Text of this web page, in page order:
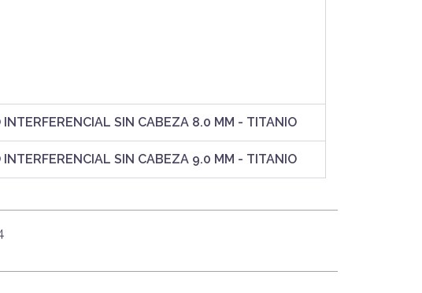
SIN CABEZA 8.0 MM - TITANIO
SIN CABEZA 9.0 MM - TITANIO